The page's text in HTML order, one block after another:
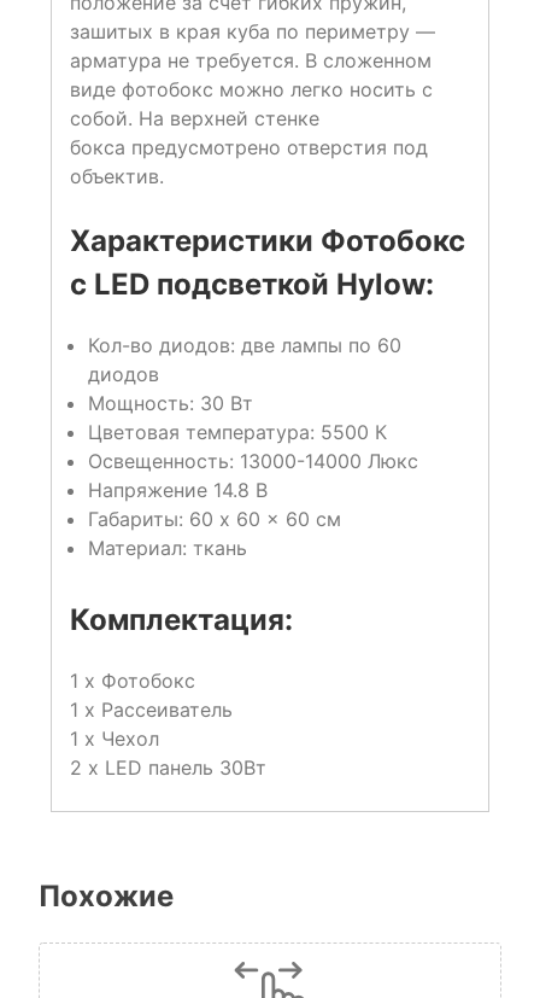
зашитых в края куба по периметру —
арматура не требуется. В сложенном
виде фотобокс можно легко носить с
собой. На верхней стенке
бокса предусмотрено отверстия под
объектив.
Характеристики Фотобокс
с LED подсветкой Hylow:
Кол-во диодов: две лампы по 60
диодов
Мощность: 30 Вт
Цветовая температура: 5500 К
Освещенность: 13000-14000 Люкс
Напряжение 14.8 В
Габариты: 60 x 60 x 60 см
Материал: ткань
Комплектация:
1 x Фотобокс
1 x Рассеиватель
1 x Чехол
2 x LED панель 30Вт
Похожие